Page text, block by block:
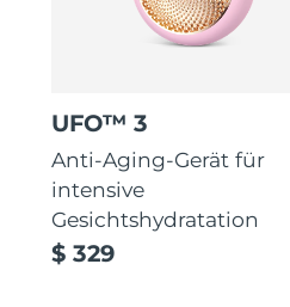
UFO™ 3
Anti-Aging-Gerät für
intensive
Gesichtshydratation
$ 329